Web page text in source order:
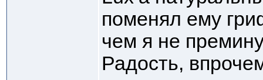
поменял ему
чем я не
Радость,